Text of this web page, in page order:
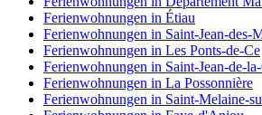
Ferienwohnungen in Étiau
Ferienwohnungen in Saint-Jean-des-
Ferienwohnungen in Les Ponts-de-Ce
Ferienwohnungen in Saint-Jean-de-
Ferienwohnungen in La Possonnière
Ferienwohnungen in Saint-Melaine-